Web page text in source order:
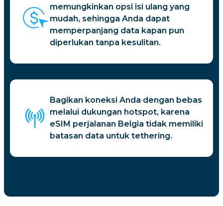
memungkinkan opsi isi ulang yang
mudah, sehingga Anda dapat
memperpanjang data kapan pun
diperlukan tanpa kesulitan.
Bagikan koneksi Anda dengan bebas
melalui dukungan hotspot, karena
eSIM perjalanan Belgia tidak memiliki
batasan data untuk tethering.